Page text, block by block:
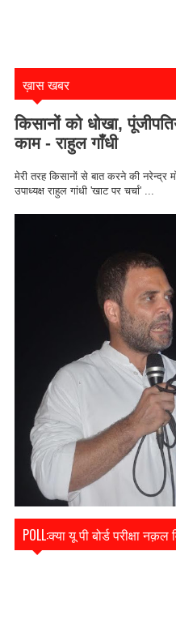
ख़ास खबर
किसानों को धोखा,
काम - राहुल गाँधी
मेरी तरह किसानों से बात करने की नरेन्द्र
उपाध्यक्ष राहुल गांधी 'खाट पर चर्चा' ...
POLL:क्या यू पी बोर्ड परीक्षा नक़ल